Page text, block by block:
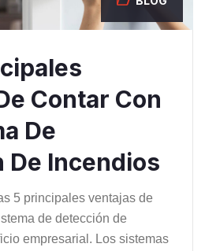
Contar Con
De
De Incendios
5 principales ventajas de
de detección de
empresarial. Los sistemas